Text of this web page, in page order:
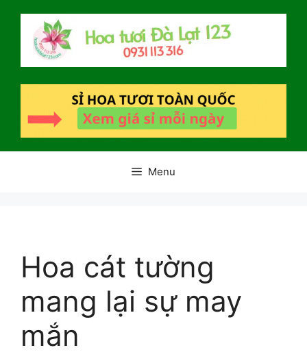
Menu
Hoa cát tường
mang lại sự may
mắn